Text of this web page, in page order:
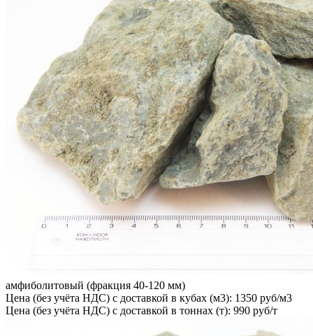
амфиболитовый (фракция 40-120 мм)
Цена (без учёта НДС) с доставкой в кубах (м3): 1350 руб/м3
Цена (без учёта НДС) с доставкой в тоннах (т): 990 руб/т